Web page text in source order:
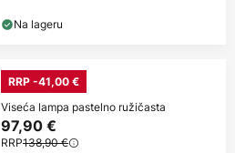
Na lageru
RRP -41,00 €
Viseća lampa pastelno ružičasta
97,90 €
RRP138,90 €